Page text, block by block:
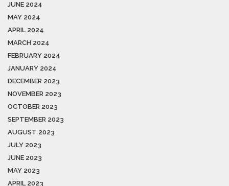
JUNE 2024
MAY 2024
APRIL 2024
MARCH 2024
FEBRUARY 2024
JANUARY 2024
DECEMBER 2023
NOVEMBER 2023
OCTOBER 2023
SEPTEMBER 2023
AUGUST 2023
JULY 2023
JUNE 2023
MAY 2023
APRIL 2023